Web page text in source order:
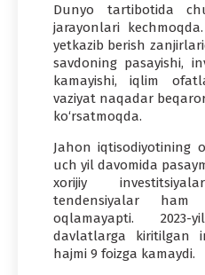
Dunyo tartibotida
jarayonlari
yetkazib berish
savdoning pasayishi,
kamayishi, iqlim
vaziyat naqadar
ko‘rsatmoqda.
Jahon iqtisodiyotining
uch yil davomida
xorijiy
tendensiyalar
oqlamayapti. 2023-
davlatlarga kiritilgan
hajmi 9 foizga kamaydi.